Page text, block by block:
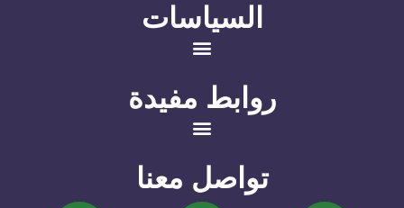
تواصل معنا
روابط مفيدة
السياسات